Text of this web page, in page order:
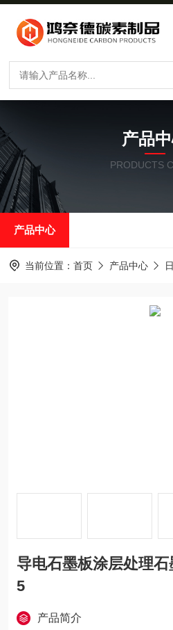
产品
PRODUCTS
产品中心
当前位置： 首页 产品中心
导电石墨板涂层处理
5
产品简介